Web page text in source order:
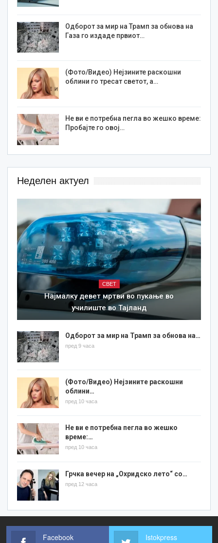
Одборот за мир на Трамп за обнова на
Газа го издаде првиот…
(Фото/Видео) Нејзините раскошни
облини го тресат светот, а…
Не ви е потребна пегла во жешко време:
Пробајте го овој…
Неделен актуел
СВЕТ
Најмалку девет мртви во пукање во
училиште во Тајланд
Одборот за мир на Трамп за обнова на…
пред 9 часа
(Фото/Видео) Нејзините раскошни
облини…
пред 10 часа
Не ви е потребна пегла во жешко
време:…
пред 10 часа
Грчка вечер на „Охридско лето“ со…
пред 12 часа
Facebook Istokpress